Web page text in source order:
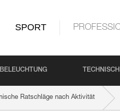
SPORT
BELEUCHTUNG
Ratschläge nach Aktivität